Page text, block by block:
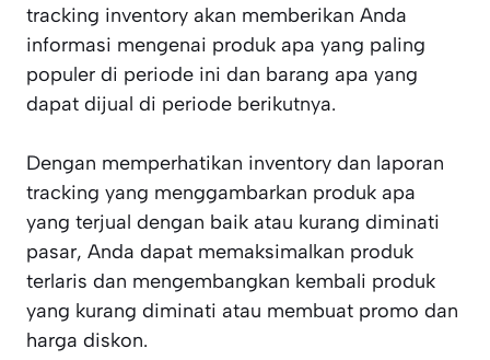
tracking inventory akan memberikan Anda
informasi mengenai produk apa yang paling
populer di periode ini dan barang apa yang
dapat dijual di periode berikutnya.
Dengan memperhatikan inventory dan laporan
tracking yang menggambarkan produk apa
yang terjual dengan baik atau kurang diminati
pasar, Anda dapat memaksimalkan produk
terlaris dan mengembangkan kembali produk
yang kurang diminati atau membuat promo dan
harga diskon.